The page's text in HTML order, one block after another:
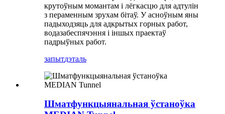
крутоўным момантам і лёгкасцю для адтулін
з пераменным зрухам бітаў. У асноўным яны
падыходзяць для адкрытых горных работ,
водазабеспячэння і іншых праектаў
падрыўных работ.
запытдэталь
Шматфункцыянальная ўстаноўка